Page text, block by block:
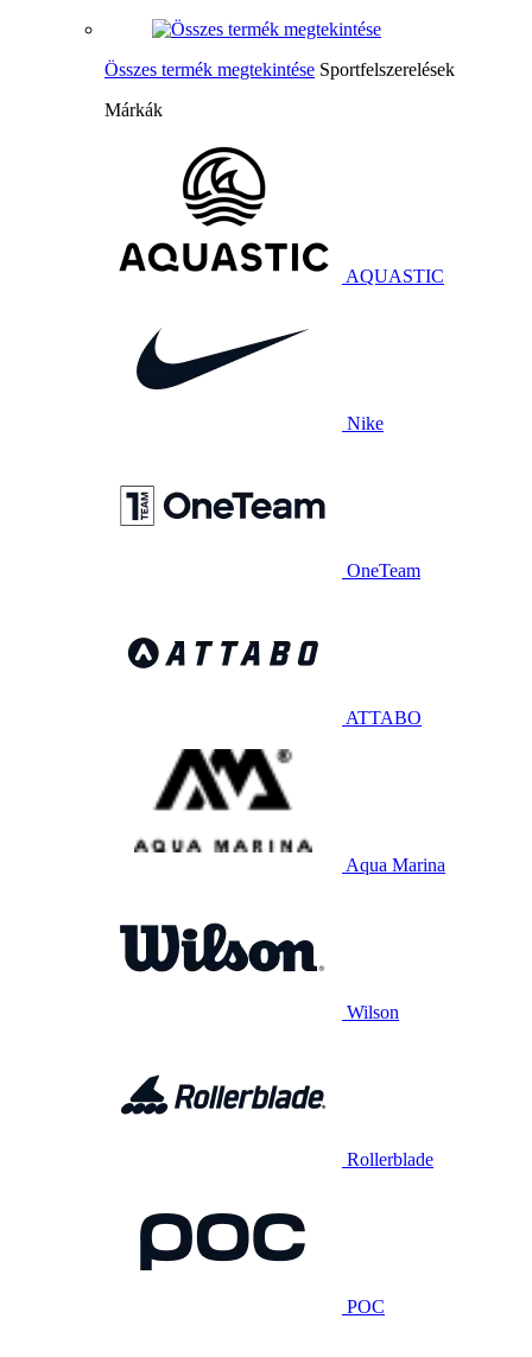
Összes termék megtekintése Sportfelszerelések
Márkák
AQUASTIC
Nike
OneTeam
ATTABO
Aqua Marina
Wilson
Rollerblade
POC